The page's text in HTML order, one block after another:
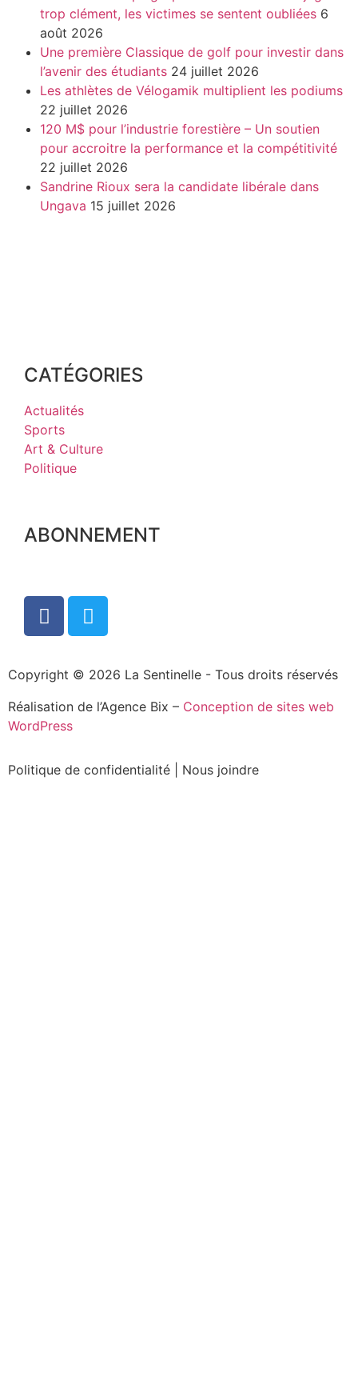
trop clément, les victimes se sentent oubliées 6
août 2026
Une première Classique de golf pour investir dans
l’avenir des étudiants 24 juillet 2026
Les athlètes de Vélogamik multiplient les podiums
22 juillet 2026
120 M$ pour l’industrie forestière – Un soutien
pour accroitre la performance et la compétitivité
22 juillet 2026
Sandrine Rioux sera la candidate libérale dans
Ungava 15 juillet 2026
CATÉGORIES
Actualités
Sports
Art & Culture
Politique
ABONNEMENT
Copyright © 2026 La Sentinelle - Tous droits réservés
Réalisation de l’Agence Bix – Conception de sites web
WordPress
Politique de confidentialité Nous joindre